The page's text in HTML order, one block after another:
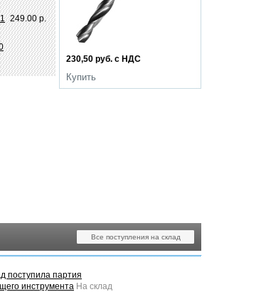
249.00 р.
230,50 руб. с НДС
Купить
Все поступления на склад
поступила партия
инструмента На склад